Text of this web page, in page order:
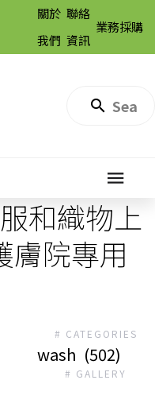
關於
我們
聯絡
資訊
業務採購
和織物上
膚院專用
# CATEGORIES
wash (502)
# GALLERY